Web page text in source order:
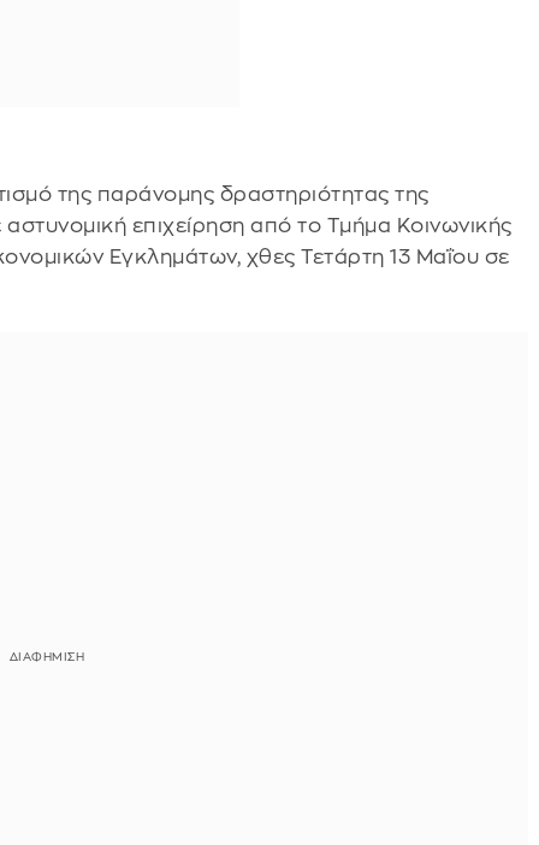
της παράνομης δραστηριότητας της
επιχείρηση από το Τμήμα Κοινωνικής
Εγκλημάτων, χθες Τετάρτη 13 Μαΐου σε